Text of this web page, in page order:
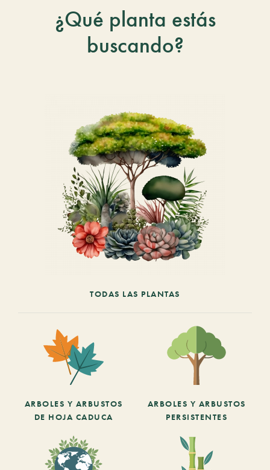
¿Qué planta estás
buscando?
TODAS LAS PLANTAS
ARBOLES Y ARBUSTOS
DE HOJA CADUCA
ARBOLES Y ARBUSTOS
PERSISTENTES